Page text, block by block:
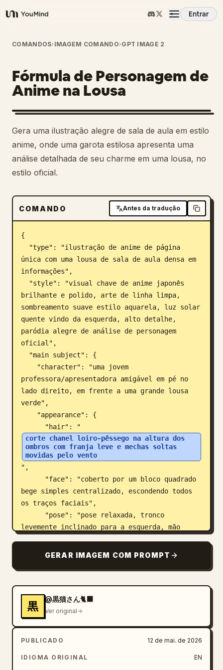
YouMind
Entrar
Visão Geral
Casos de Uso
Habilidades
Prompts
Preços
Baixar
Blog
Atualizações
COMANDOS› IMAGEM COMANDO›GPT IMAGE 2
Fórmula de Personagem de
Anime na Lousa
Gera uma ilustração alegre de sala de aula em estilo
anime, onde uma garota estilosa apresenta uma
análise detalhada de seu charme em uma lousa, no
estilo oficial.
COMANDO Antes da tradução
{
única com uma lousa de sala de aula densa em
informações",
brilhante e polido, arte de linha limpa,
sombreamento suave estilo aquarela, luz solar
quente vindo da esquerda, alto detalhe,
paródia alegre de análise de personagem
oficial",
professora/apresentadora amigável em pé no
lado direito, em frente a uma grande lousa
verde",
      "hair": "
corte chanel loiro-pêssego na altura dos
ombros com franja leve e mechas soltas
movidas pelo vento
",
bege simples centralizado, escondendo todos
os traços faciais",
levemente inclinado para a esquerda, mão
lousa, mão direita abaixada segurando um
      "outfit pieces": ["camiseta branca
solta de manga curta", "jeans azul claro de
cintura alta"]
    "location": "sala de aula iluminada pelo
GERAR IMAGEM COM PROMPT
黒
@黒猫さん🐈‍⬛
Ver original
PUBLICADO 12 de mai. de 2026
IDIOMA ORIGINAL EN